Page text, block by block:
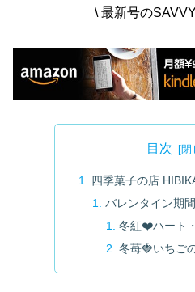
\ 最新号の
目次
四季菓子の店
バレンタイン期
冬紅❤️ハート
冬苺🍓いちご